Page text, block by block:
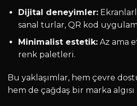
Dijital deneyimler:
sanal turlar, QR kod
Minimalist estetik:Az ama
renk paletleri.
Bu yaklaşımlar, hem çevre
hem de çağdaş bir marka